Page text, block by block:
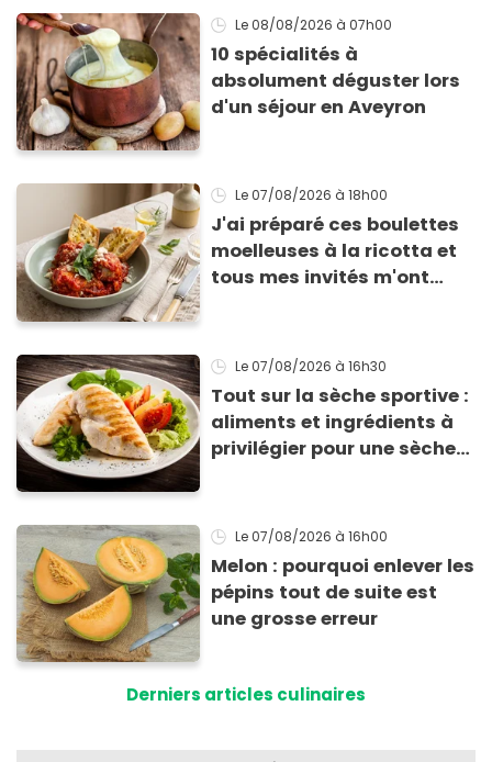
Le 08/08/2026 à 07h00
10 spécialités à
absolument déguster lors
d'un séjour en Aveyron
Le 07/08/2026 à 18h00
J'ai préparé ces boulettes
moelleuses à la ricotta et
tous mes invités m'ont
Le 07/08/2026 à 16h30
Tout sur la sèche sportive :
aliments et ingrédients à
privilégier pour une sèche
Le 07/08/2026 à 16h00
Melon : pourquoi enlever les
pépins tout de suite est
une grosse erreur
Derniers articles culinaires